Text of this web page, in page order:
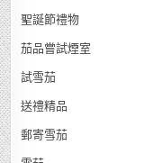
聖誕節禮物
茄品嘗試煙室
試雪茄
送禮精品
郵寄雪茄